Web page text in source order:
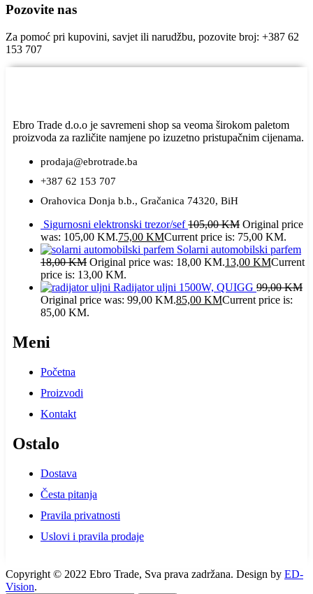
Pozovite nas
Za pomoć pri kupovini, savjet ili narudžbu, pozovite broj: +387 62
153 707
Ebro Trade d.o.o je savremeni shop sa veoma širokom paletom
proizvoda za različite namjene po izuzetno pristupačnim cijenama.
prodaja@ebrotrade.ba
+387 62 153 707
Orahovica Donja b.b., Gračanica 74320, BiH
Sigurnosni elektronski trezor/sef105,00KM Original price
was: 105,00 KM.75,00 KMCurrent price is: 75,00 KM.
Solarni automobilski parfem
18,00KM Original price was: 18,00 KM.13,00 KMCurrent
price is: 13,00 KM.
Radijator uljni 1500W, QUIGG 99,00KM
Original price was: 99,00 KM.85,00 KMCurrent price is:
85,00 KM.
Meni
Početna
Proizvodi
Kontakt
Ostalo
Dostava
Česta pitanja
Pravila privatnosti
Uslovi i pravila prodaje
Copyright © 2022 Ebro Trade, Sva prava zadržana. Design by ED-
Vision.